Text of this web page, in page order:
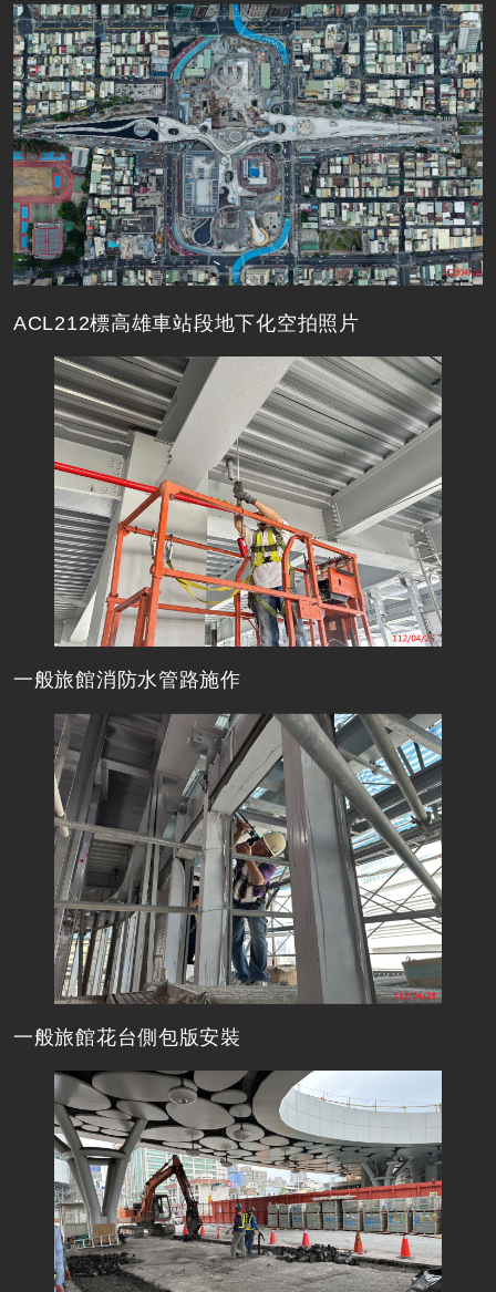
ACL212標高雄車站段地下化空拍照片
一般旅館消防水管路施作
一般旅館花台側包版安裝